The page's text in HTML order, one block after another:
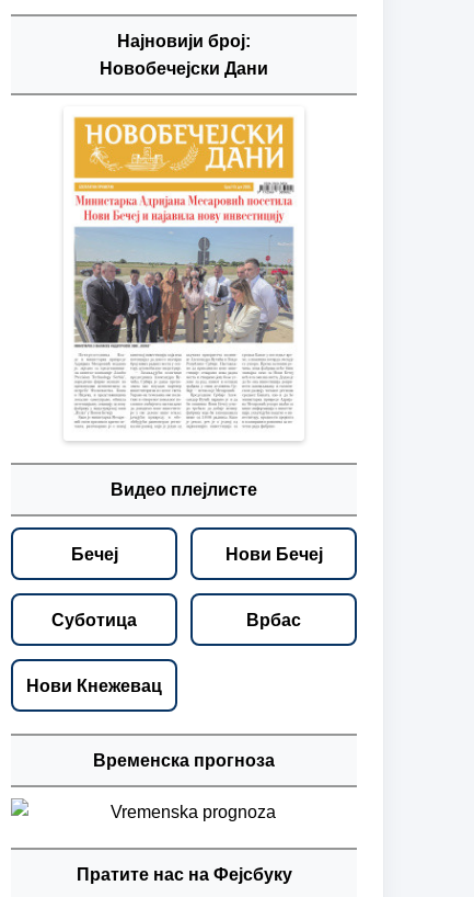
Најновији број:
Новобечејски Дани
Видео плејлисте
Бечеј Нови Бечеј
Суботица Врбас
Нови Кнежевац
Временска прогноза
Пратите нас на Фејсбуку